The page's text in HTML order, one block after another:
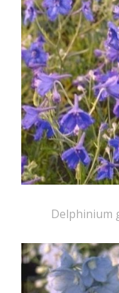
Delphinium